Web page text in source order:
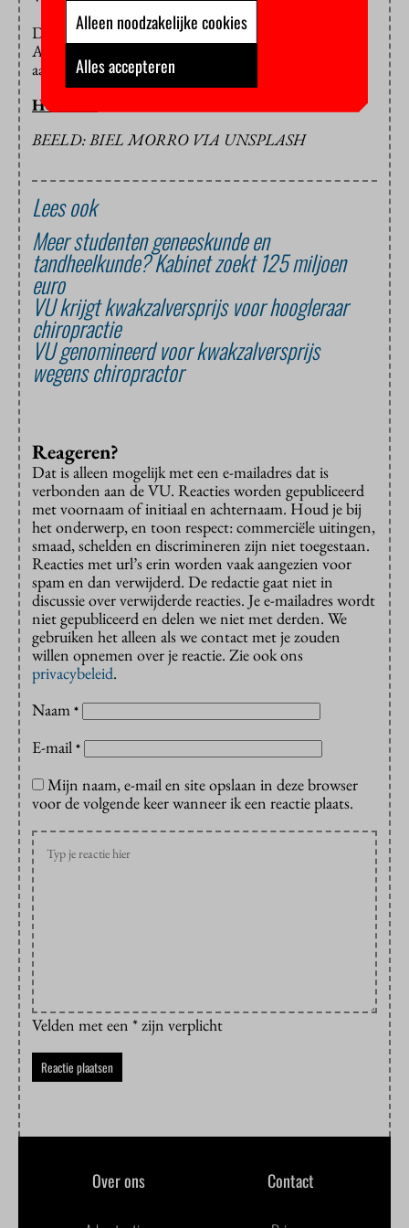
De winnaar wordt op zaterdag 6 oktober in
Amsterdam bekendgemaakt – al dan niet in
aanwezigheid van de genomineerden.
HOP/SW
BEELD: BIEL MORRO VIA UNSPLASH
Lees ook
Meer studenten geneeskunde en
tandheelkunde? Kabinet zoekt 125 miljoen
euro
VU krijgt kwakzalversprijs voor hoogleraar
chiropractie
VU genomineerd voor kwakzalversprijs
wegens chiropractor
Reageren?
Dat is alleen mogelijk met een e-mailadres dat is
verbonden aan de VU. Reacties worden gepubliceerd
met voornaam of initiaal en achternaam. Houd je bij
het onderwerp, en toon respect: commerciële uitingen,
smaad, schelden en discrimineren zijn niet toegestaan.
Reacties met url’s erin worden vaak aangezien voor
spam en dan verwijderd. De redactie gaat niet in
discussie over verwijderde reacties. Je e-mailadres wordt
niet gepubliceerd en delen we niet met derden. We
gebruiken het alleen als we contact met je zouden
willen opnemen over je reactie. Zie ook ons
privacybeleid.
Naam *
E-mail *
Mijn naam, e-mail en site opslaan in deze browser
voor de volgende keer wanneer ik een reactie plaats.
Velden met een * zijn verplicht
Over ons Contact
Alleen noodzakelijke cookies
Alles accepteren